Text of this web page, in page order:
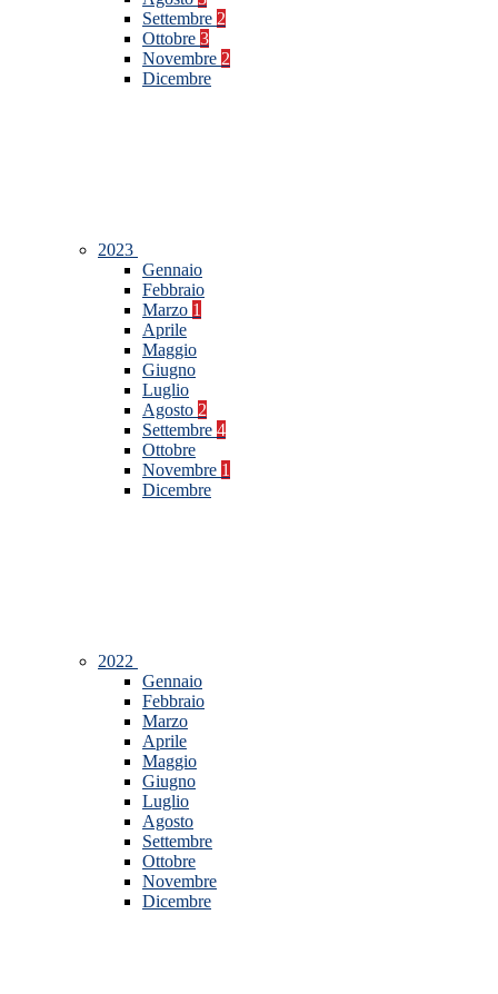
Settembre 2
Ottobre 3
Novembre 2
Dicembre
2023
Gennaio
Febbraio
Marzo 1
Aprile
Maggio
Giugno
Luglio
Agosto 2
Settembre 4
Ottobre
Novembre 1
Dicembre
2022
Gennaio
Febbraio
Marzo
Aprile
Maggio
Giugno
Luglio
Agosto
Settembre
Ottobre
Novembre
Dicembre